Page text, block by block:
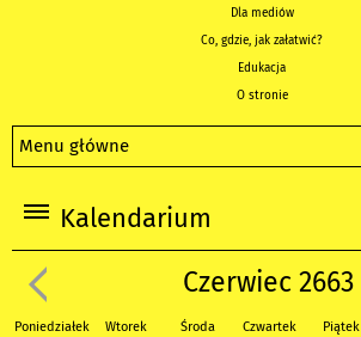
Dla mediów
Co, gdzie, jak załatwić?
Edukacja
O stronie
Menu główne
Kalendarium
Czerwiec 2663
Poniedziałek Wtorek Środa Czwartek Piątek